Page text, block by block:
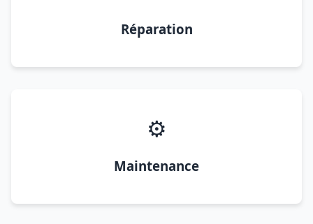
Réparation
⚙️
Maintenance